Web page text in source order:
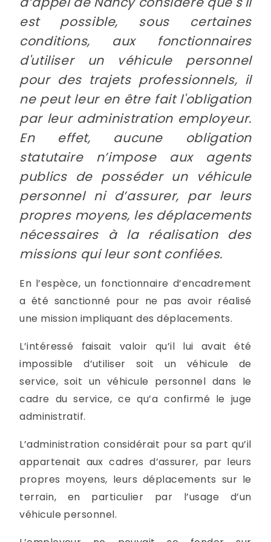
est possible, sous certaines
conditions, aux fonctionnaires
d'utiliser un véhicule personnel
pour des trajets professionnels, il
ne peut leur en être fait l'obligation
par leur administration employeur.
En effet, aucune obligation
statutaire n’impose aux agents
publics de posséder un véhicule
personnel ni d’assurer, par leurs
propres moyens, les déplacements
nécessaires à la réalisation des
missions qui leur sont confiées.
En l’espèce, un fonctionnaire d’encadrement
a été sanctionné pour ne pas avoir réalisé
une mission impliquant des déplacements.
L’intéressé faisait valoir qu’il lui avait été
impossible d’utiliser soit un véhicule de
service, soit un véhicule personnel dans le
cadre du service, ce qu’a confirmé le juge
administratif.
L’administration considérait pour sa part qu’il
appartenait aux cadres d’assurer, par leurs
propres moyens, leurs déplacements sur le
terrain, en particulier par l’usage d’un
véhicule personnel.